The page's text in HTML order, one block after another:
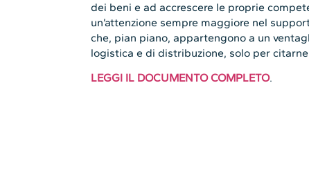
dei beni e ad accrescere le proprie
un’attenzione sempre maggiore nel
che, pian piano, appartengono a un
logistica e di distribuzione, solo per
LEGGI IL DOCUMENTO COMPLETO.